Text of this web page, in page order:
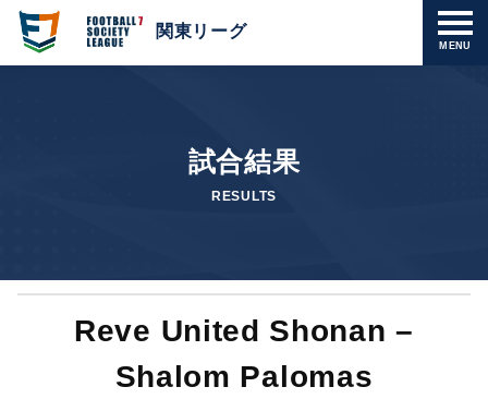
MENU
関東リーグ
試合結果
RESULTS
Reve United Shonan –
Shalom Palomas